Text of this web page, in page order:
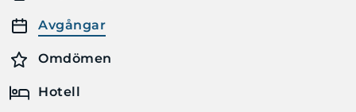
Avgångar
Omdömen
Hotell